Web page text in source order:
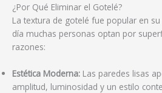
¿Por Qué Eliminar el Gotelé?
La textura de gotelé fue popular en
día muchas personas optan por
razones:
Estética Moderna: Las paredes lisas
amplitud, luminosidad y un estilo